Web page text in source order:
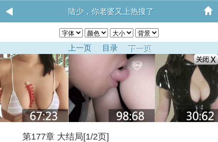
陆少，你老婆又上热搜了
上一页 目录 下一页
第177章 大结局[1/2页]